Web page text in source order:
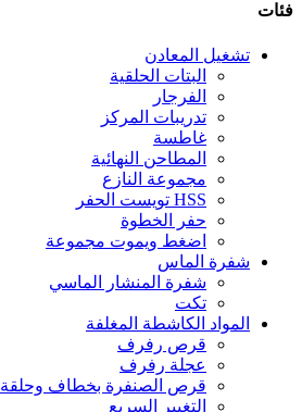
فئات
تشغيل المعادن
البتات الحلقية
الفرجار
تدريبات المركز
غاطسة
المطاحن النهائية
مجموعة النازع
HSS تويست الحفر
حفر الخطوة
اضغط ويموت مجموعة
شفرة الماس
شفرة المنشار الماسي
تكت
المواد الكاشطة المغلفة
قرص رفرف
عجلة رفرف
قرص الصنفرة بخطاف وحلقة
التغيير السريع